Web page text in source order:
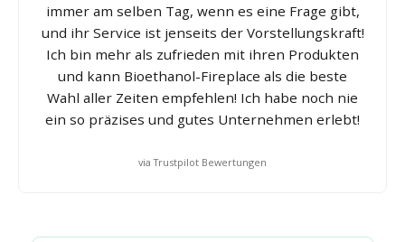
immer am selben Tag, wenn es eine Frage gibt,
und ihr Service ist jenseits der Vorstellungskraft!
Ich bin mehr als zufrieden mit ihren Produkten
und kann Bioethanol-Fireplace als die beste
Wahl aller Zeiten empfehlen! Ich habe noch nie
ein so präzises und gutes Unternehmen erlebt!
via Trustpilot Bewertungen